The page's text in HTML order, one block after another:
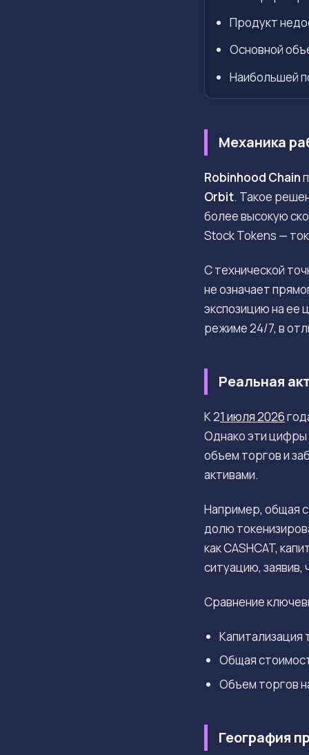
Продукт
Основной
Наибольшей
Механика
Robinhood Chain
Orbit. Такое
более высокую
Stock Tokens —
С технической
не означает
экспозицию на ее
режиме 24/7, в
Реальная
К 21 июля 2026
Однако эти цифры
объем торгов и
активами.
Например, общая
долю
как CASHCAT,
ситуацию, заявив,
Сравнение
Капитализация
Общая
Объем торгов
География